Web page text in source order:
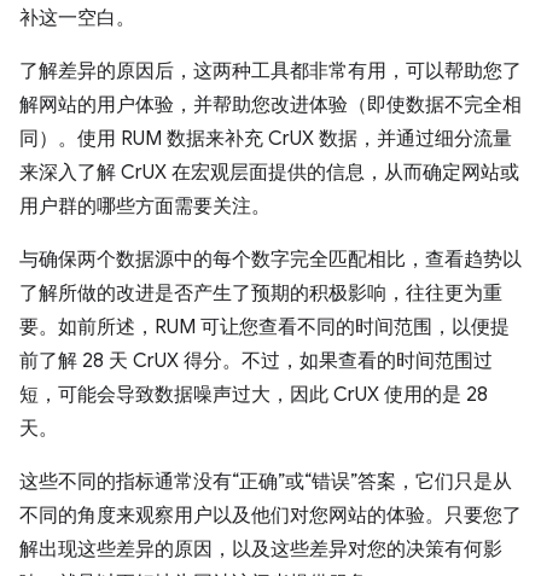
补这一空白。
了解差异的原因后，这两种工具都非常有用，可以帮助您了
解网站的用户体验，并帮助您改进体验（即使数据不完全相
同）。使用 RUM 数据来补充 CrUX 数据，并通过细分流量
来深入了解 CrUX 在宏观层面提供的信息，从而确定网站或
用户群的哪些方面需要关注。
与确保两个数据源中的每个数字完全匹配相比，查看趋势以
了解所做的改进是否产生了预期的积极影响，往往更为重
要。如前所述，RUM 可让您查看不同的时间范围，以便提
前了解 28 天 CrUX 得分。不过，如果查看的时间范围过
短，可能会导致数据噪声过大，因此 CrUX 使用的是 28
天。
这些不同的指标通常没有“正确”或“错误”答案，它们只是从
不同的角度来观察用户以及他们对您网站的体验。只要您了
解出现这些差异的原因，以及这些差异对您的决策有何影